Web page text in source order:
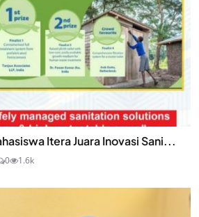
Itera Juara Inovasi Sani...
0 1.6k